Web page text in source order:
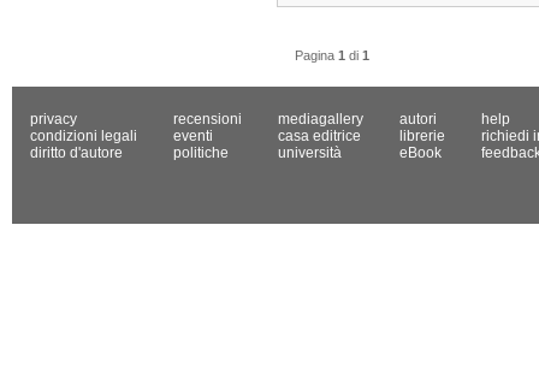
Pagina 1 di 1
privacy
condizioni legali
diritto d'autore
recensioni
eventi
politiche
mediagallery
casa editrice
università
autori
librerie
eBook
help
richiedi